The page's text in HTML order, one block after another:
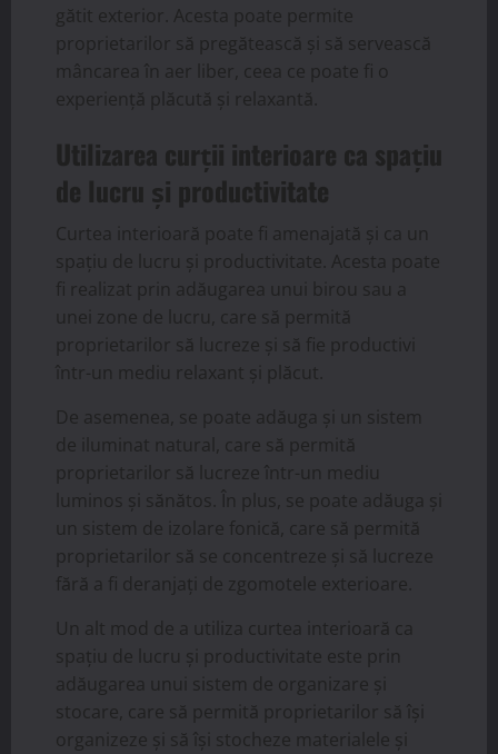
gătit exterior. Acesta poate permite
proprietarilor să pregătească și să servească
mâncarea în aer liber, ceea ce poate fi o
experiență plăcută și relaxantă.
Utilizarea curții interioare ca spațiu
de lucru și productivitate
Curtea interioară poate fi amenajată și ca un
spațiu de lucru și productivitate. Acesta poate
fi realizat prin adăugarea unui birou sau a
unei zone de lucru, care să permită
proprietarilor să lucreze și să fie productivi
într-un mediu relaxant și plăcut.
De asemenea, se poate adăuga și un sistem
de iluminat natural, care să permită
proprietarilor să lucreze într-un mediu
luminos și sănătos. În plus, se poate adăuga și
un sistem de izolare fonică, care să permită
proprietarilor să se concentreze și să lucreze
fără a fi deranjați de zgomotele exterioare.
Un alt mod de a utiliza curtea interioară ca
spațiu de lucru și productivitate este prin
adăugarea unui sistem de organizare și
stocare, care să permită proprietarilor să își
organizeze și să își stocheze materialele și